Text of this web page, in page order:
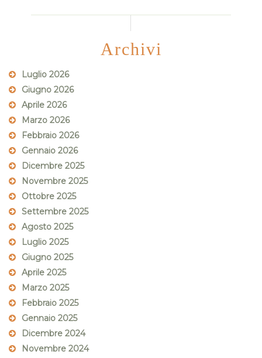
Archivi
Luglio 2026
Giugno 2026
Aprile 2026
Marzo 2026
Febbraio 2026
Gennaio 2026
Dicembre 2025
Novembre 2025
Ottobre 2025
Settembre 2025
Agosto 2025
Luglio 2025
Giugno 2025
Aprile 2025
Marzo 2025
Febbraio 2025
Gennaio 2025
Dicembre 2024
Novembre 2024